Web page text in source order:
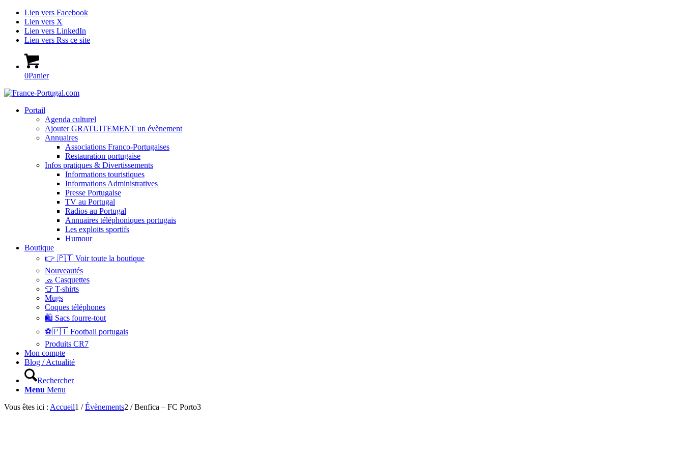
Lien vers Facebook
Lien vers X
Lien vers LinkedIn
Lien vers Rss ce site
0Panier
Portail
Agenda culturel
Ajouter GRATUITEMENT un évènement
Annuaires
Associations Franco-Portugaises
Restauration portugaise
Infos pratiques & Divertissements
Informations touristiques
Informations Administratives
Presse Portugaise
TV au Portugal
Radios au Portugal
Annuaires téléphoniques portugais
Les exploits sportifs
Humour
Boutique
👉 🇵🇹 Voir toute la boutique
Nouveautés
🧢 Casquettes
👕 T-shirts
Mugs
Coques téléphones
🛍 Sacs fourre-tout
⚽🇵🇹 Football portugais
Produits CR7
Mon compte
Blog / Actualité
Rechercher
Menu Menu
Vous êtes ici : Accueil1 / Évènements2 / Benfica – FC Porto3